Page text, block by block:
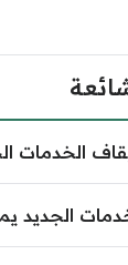
الخدمات
الجديد